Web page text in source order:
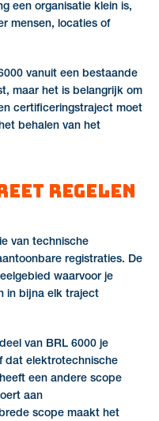
een organisatie klein is,
mensen, locaties of
vanuit een bestaande
maar het is belangrijk om
certificeringstraject moet
behalen van het
regelen
van technische
registraties. De
waarvoor je
in bijna elk traject
van BRL 6000 je
dat elektrotechnische
een andere scope
aan
scope maakt het